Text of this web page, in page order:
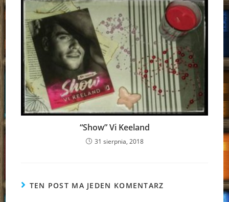
“Show” Vi Keeland
31 sierpnia, 2018
TEN POST MA JEDEN KOMENTARZ